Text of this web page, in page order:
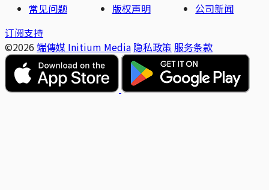
常见问题
版权声明
公司新闻
订阅支持
©2026 端傳媒 Initium Media 隐私政策 服务条款